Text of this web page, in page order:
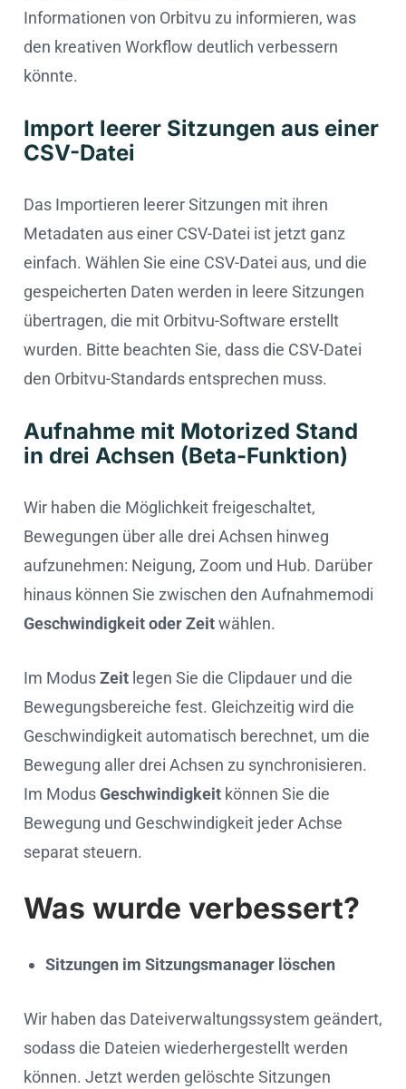
Informationen von Orbitvu zu informieren, was
den kreativen Workflow deutlich verbessern
könnte.
Import leerer Sitzungen aus einer
CSV-Datei
Das Importieren leerer Sitzungen mit ihren
Metadaten aus einer CSV-Datei ist jetzt ganz
einfach. Wählen Sie eine CSV-Datei aus, und die
gespeicherten Daten werden in leere Sitzungen
übertragen, die mit Orbitvu-Software erstellt
wurden. Bitte beachten Sie, dass die CSV-Datei
den Orbitvu-Standards entsprechen muss.
Aufnahme mit Motorized Stand
in drei Achsen (Beta-Funktion)
Wir haben die Möglichkeit freigeschaltet,
Bewegungen über alle drei Achsen hinweg
aufzunehmen: Neigung, Zoom und Hub. Darüber
hinaus können Sie zwischen den Aufnahmemodi
Geschwindigkeit oder Zeitwählen.
Im ModusZeit legen Sie die Clipdauer und die
Bewegungsbereiche fest. Gleichzeitig wird die
Geschwindigkeit automatisch berechnet, um die
Bewegung aller drei Achsen zu synchronisieren.
Im ModusGeschwindigkeit können Sie die
Bewegung und Geschwindigkeit jeder Achse
separat steuern.
Was wurde verbessert?
Sitzungen im Sitzungsmanager löschen
Wir haben das Dateiverwaltungssystem geändert,
sodass die Dateien wiederhergestellt werden
können. Jetzt werden gelöschte Sitzungen